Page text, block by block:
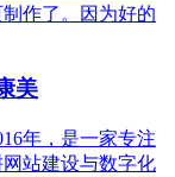
作了。因为好的
美
年，是一家专注
站建设与数字化